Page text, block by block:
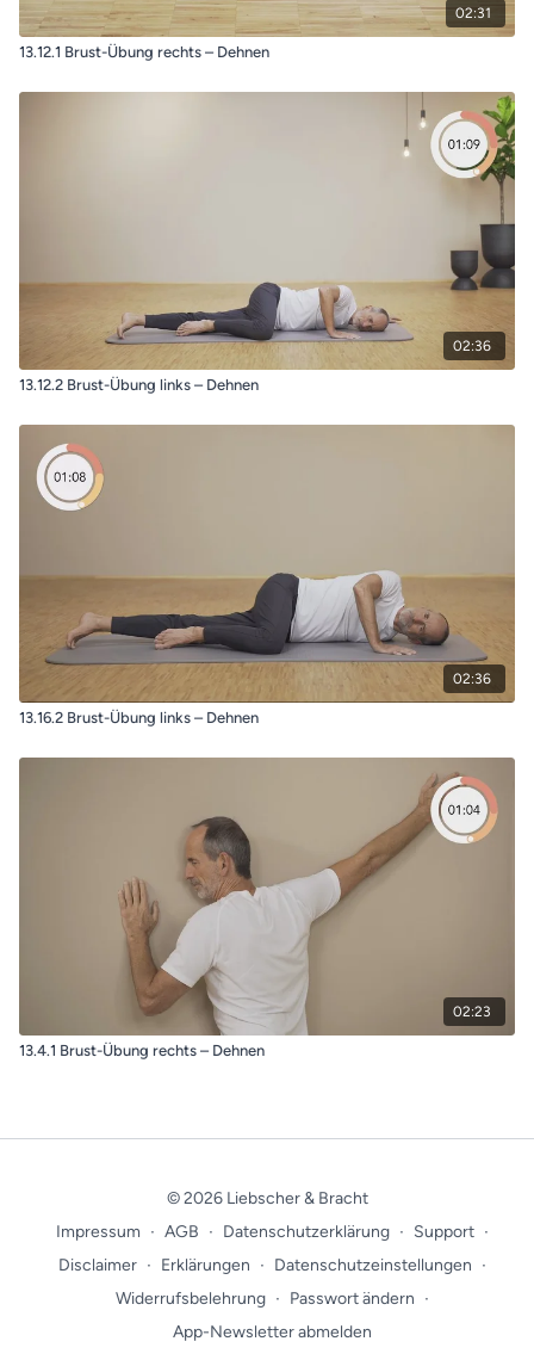
02:31
13.12.1 Brust-Übung rechts – Dehnen
02:36
13.12.2 Brust-Übung links – Dehnen
02:36
13.16.2 Brust-Übung links – Dehnen
02:23
13.4.1 Brust-Übung rechts – Dehnen
© 2026 Liebscher & Bracht
Impressum ∙ AGB ∙ Datenschutzerklärung ∙ Support ∙
Disclaimer ∙ Erklärungen ∙ Datenschutzeinstellungen ∙
Widerrufsbelehrung ∙ Passwort ändern ∙
App-Newsletter abmelden